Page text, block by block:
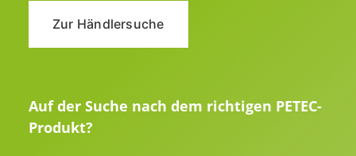
Zur Händlersuche
Auf der Suche nach dem richtigen PETEC-
Produkt?